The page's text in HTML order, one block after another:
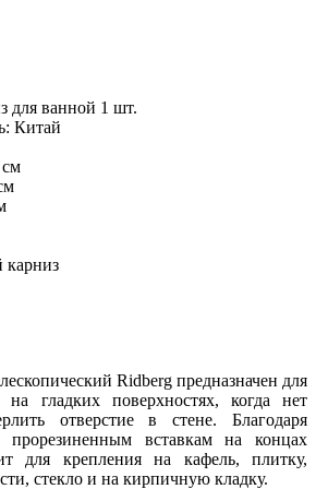
для ванной 1 шт.
Китай
см
карниз
Ridberg предназначен для
гладких поверхностях, когда нет
отверстие в стене. Благодаря
вставкам на концах
для крепления на кафель, плитку,
стекло и на кирпичную кладку.